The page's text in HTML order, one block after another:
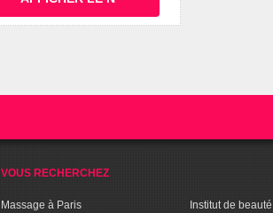
VOUS RECHERCHEZ
Massage à Paris
Institut de beauté